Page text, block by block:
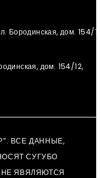
Бородинская, дом. 154/
дом. 154/12,
ВСЕ ДАННЫЕ,
СУГУБО
ЯВЯЛЯЮТСЯ